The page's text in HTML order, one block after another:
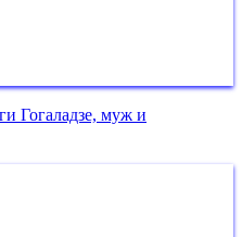
Гогаладзе, муж и